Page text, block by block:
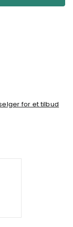
for et tilbud